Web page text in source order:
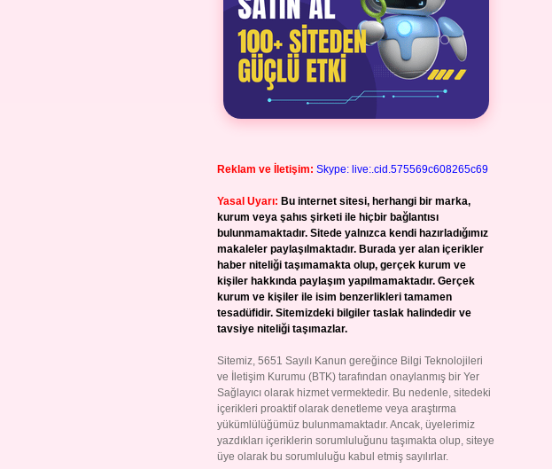
Reklam ve İletişim: Skype: live:.cid.575569c608265c69
Yasal Uyarı: Bu internet sitesi, herhangi bir marka,
kurum veya şahıs şirketi ile hiçbir bağlantısı
bulunmamaktadır. Sitede yalnızca kendi hazırladığımız
makaleler paylaşılmaktadır. Burada yer alan içerikler
haber niteliği taşımamakta olup, gerçek kurum ve
kişiler hakkında paylaşım yapılmamaktadır. Gerçek
kurum ve kişiler ile isim benzerlikleri tamamen
tesadüfidir. Sitemizdeki bilgiler taslak halindedir ve
tavsiye niteliği taşımazlar.
Sitemiz, 5651 Sayılı Kanun gereğince Bilgi Teknolojileri
ve İletişim Kurumu (BTK) tarafından onaylanmış bir Yer
Sağlayıcı olarak hizmet vermektedir. Bu nedenle, sitedeki
içerikleri proaktif olarak denetleme veya araştırma
yükümlülüğümüz bulunmamaktadır. Ancak, üyelerimiz
yazdıkları içeriklerin sorumluluğunu taşımakta olup, siteye
üye olarak bu sorumluluğu kabul etmiş sayılırlar.